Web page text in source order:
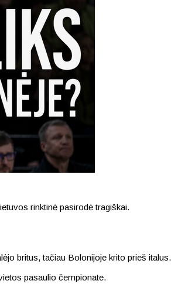
rinktinė pasirodė tragiškai.
britus, tačiau Bolonijoje krito prieš italus.
pasaulio čempionate.